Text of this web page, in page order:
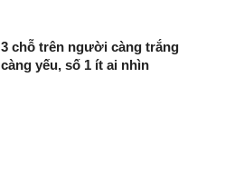
3 chỗ trên người càng trắng
càng yếu, số 1 ít ai nhìn